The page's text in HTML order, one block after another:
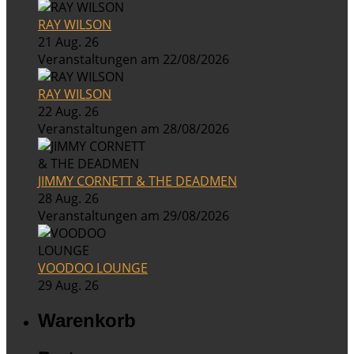
RAY WILSON
21 Aug. 26
Veranstaltungen am 22/08/2026
RAY WILSON
22 Aug. 26
Veranstaltungen am 28/08/2026
JIMMY CORNETT & THE DEADMEN
28 Aug. 26
Veranstaltungen am 29/08/2026
VOODOO LOUNGE
29 Aug. 26
Warenkorb